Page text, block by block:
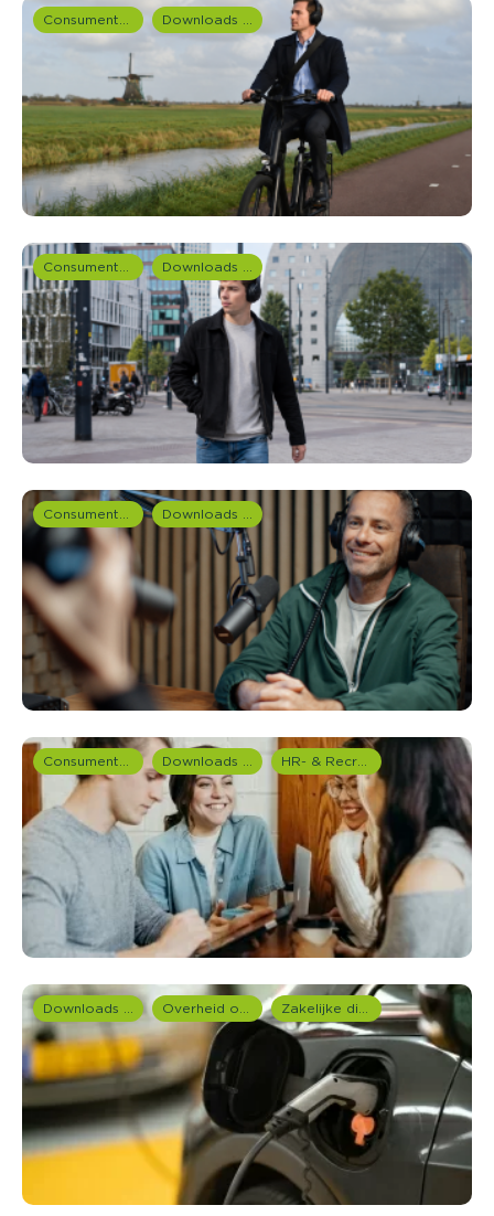
Consumentenonderzoek Downloads en rapportages
Consumentenonderzoek Downloads en rapportages
Consumentenonderzoek Downloads en rapportages
Consumentenonderzoek Downloads en rapportages HR- & Recruitment onderzoek
Downloads en rapportages Overheid onderzoek Zakelijke dienstverlening (B2B)